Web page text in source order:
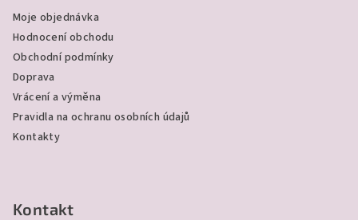
Moje objednávka
Hodnocení obchodu
Obchodní podmínky
Doprava
Vrácení a výměna
Pravidla na ochranu osobních údajů
Kontakty
Kontakt